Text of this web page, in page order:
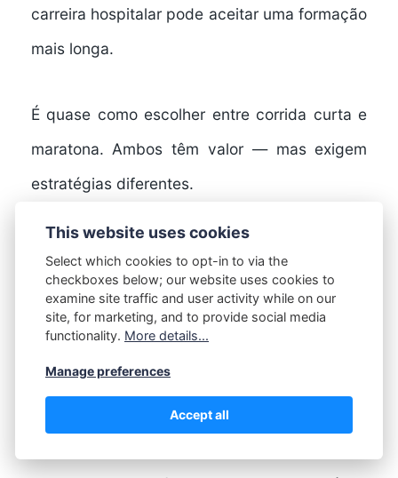
carreira hospitalar pode aceitar uma formação
mais longa.
É quase como escolher entre corrida curta e
maratona. Ambos têm valor — mas exigem
estratégias diferentes.
A influência das redes
sociais na escolha da
especialidade
Isso merece atenção.
This website uses cookies
Select which cookies to opt-in to via the
checkboxes below; our website uses cookies to
examine site traffic and user activity while on our
site, for marketing, and to provide social media
functionality. More details...
Manage preferences
Accept all